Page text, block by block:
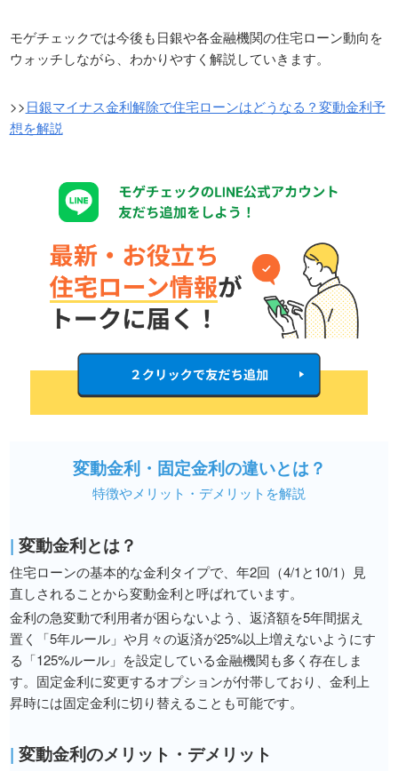
モゲチェックでは今後も日銀や各金融機関の住宅ローン動向を
ウォッチしながら、わかりやすく解説していきます。
>>日銀マイナス金利解除で住宅ローンはどうなる？変動金利予
想を解説
変動金利・固定金利の違いとは？
特徴やメリット・デメリットを解説
| 変動金利とは？
住宅ローンの基本的な金利タイプで、年2回（4/1と10/1）見
直しされることから変動金利と呼ばれています。
金利の急変動で利用者が困らないよう、返済額を5年間据え
置く「5年ルール」や月々の返済が25%以上増えないようにす
る「125%ルール」を設定している金融機関も多く存在しま
す。固定金利に変更するオプションが付帯しており、金利上
昇時には固定金利に切り替えることも可能です。
| 変動金利のメリット・デメリット